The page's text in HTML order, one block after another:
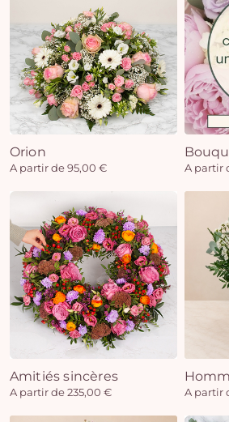
Orion
A partir de 95,00 € A partir
Amitiés sincères
A partir de 235,00 € A partir